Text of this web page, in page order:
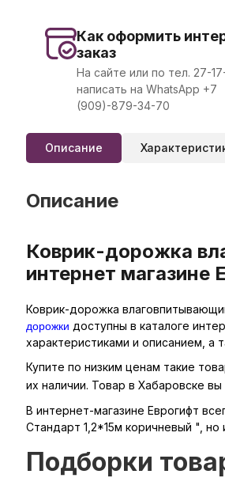
Как оформить
заказ
На сайте или по тел. 27-
написать на WhatsApp +7
(909)-879-34-70
Описание
Описание
Коврик-дорожка
интернет магазине
Коврик-дорожка
дорожки доступны в каталоге
характеристиками и описанием, а
Купите по низким ценам такие
их наличии. Товар в Хабаровске
В интернет-магазине Еврогифт
Стандарт 1,2*15м коричневый ",
Подборки